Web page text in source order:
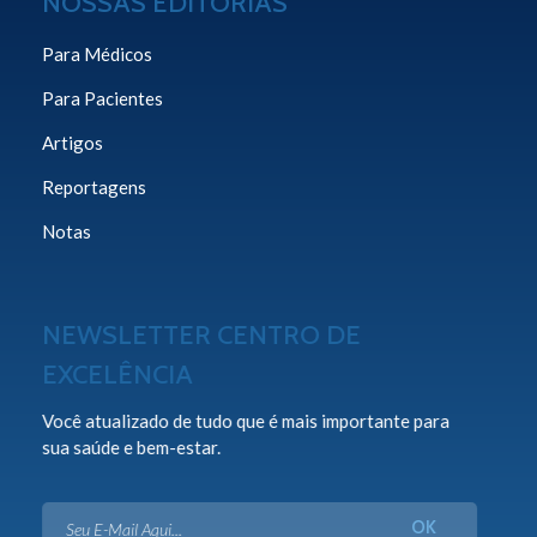
Para Médicos
Para Pacientes
Artigos
Reportagens
Notas
NEWSLETTER CENTRO DE
EXCELÊNCIA
Você atualizado de tudo que é mais importante para
sua saúde e bem-estar.